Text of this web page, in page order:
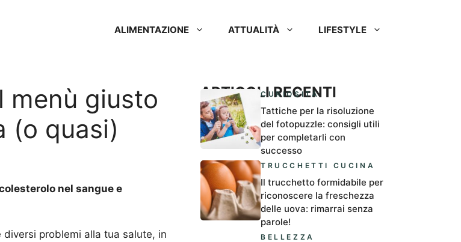
ALIMENTAZIONE ATTUALITÀ LIFESTYLE
menù giusto
(o quasi)
nel sangue e
problemi alla tua salute, in
ARTICOLI RECENTI
CURIOSITÀ
Tattiche per la risoluzione
del fotopuzzle: consigli utili
per completarli con
successo
TRUCCHETTI CUCINA
Il trucchetto formidabile per
riconoscere la freschezza
delle uova: rimarrai senza
parole!
BELLEZZA